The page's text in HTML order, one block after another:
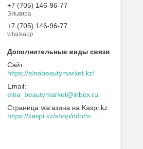
+7 (705) 146-96-77
Эльвира
+7 (705) 146-96-77
whatsapp
https://elnabeautymarket.kz/
elna_beautymarket@inbox.ru
Страница магазина на Kaspi.kz